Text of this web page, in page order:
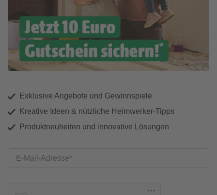
Exklusive Angebote und Gewinnspiele
Kreative Ideen & nützliche Heimwerker-Tipps
Produktneuheiten und innovative Lösungen
E-Mail-Adresse